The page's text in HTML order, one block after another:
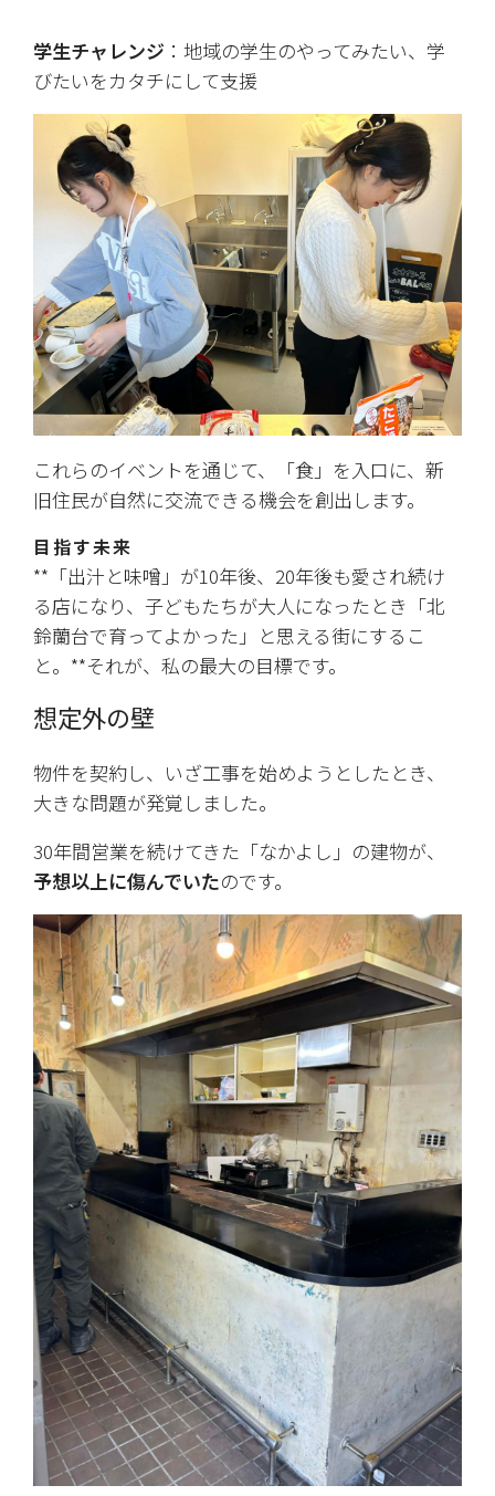
学生チャレンジ ：地域の学生のやってみたい、学
びたいをカタチにして支援
これらのイベントを通じて、「食」を入口に、新
旧住民が自然に交流できる機会を創出します。
目指す未来
**「出汁と味噌」が10年後、20年後も愛され続け
る店になり、子どもたちが大人になったとき「北
鈴蘭台で育ってよかった」と思える街にするこ
と。**それが、私の最大の目標です。
想定外の壁
物件を契約し、いざ工事を始めようとしたとき、
大きな問題が発覚しました。
30年間営業を続けてきた「なかよし」の建物が、
予想以上に傷んでいたのです。